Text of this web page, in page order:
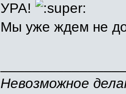
УРА!
Мы уже ждем не
Невозможное